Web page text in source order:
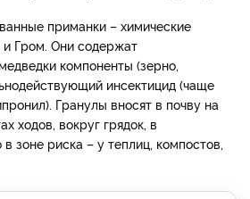
приманки – химические
Гром. Они содержат
компоненты (зерно,
инсектицид (чаще
Гранулы вносят в почву на
ходов, вокруг грядок, в
зоне риска – у теплиц, компостов,